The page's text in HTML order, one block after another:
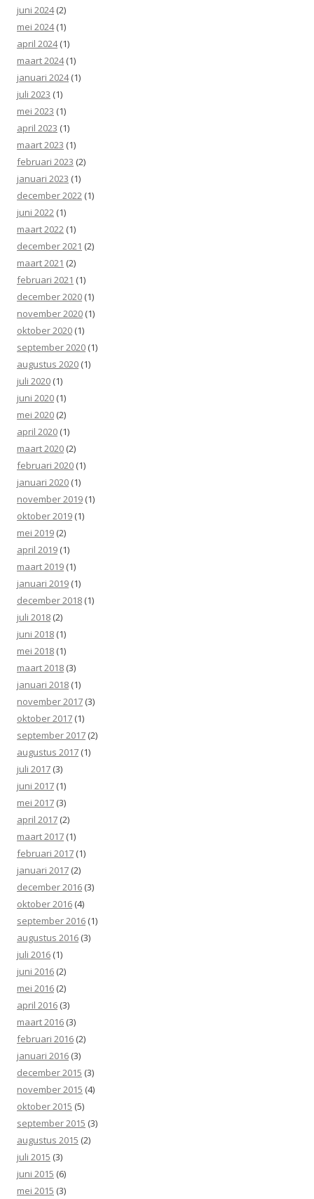
juni 2024(2)
mei 2024(1)
april 2024(1)
maart 2024(1)
januari 2024(1)
juli 2023 (1)
mei 2023 (1)
april 2023 (1)
maart 2023 (1)
februari 2023 (2)
januari 2023 (1)
december 2022 (1)
juni 2022 (1)
maart 2022 (1)
december 2021 (2)
maart 2021 (2)
februari 2021 (1)
december 2020 (1)
november 2020 (1)
oktober 2020 (1)
september 2020 (1)
augustus 2020 (1)
juli 2020 (1)
juni 2020 (1)
mei 2020 (2)
april 2020 (1)
maart 2020 (2)
februari 2020 (1)
januari 2020 (1)
november 2019 (1)
oktober 2019 (1)
mei 2019 (2)
april 2019 (1)
maart 2019 (1)
januari 2019 (1)
december 2018 (1)
juli 2018 (2)
juni 2018 (1)
mei 2018 (1)
maart 2018 (3)
januari 2018 (1)
november 2017 (3)
oktober 2017 (1)
september 2017 (2)
augustus 2017 (1)
juli 2017 (3)
juni 2017 (1)
mei 2017 (3)
april 2017 (2)
maart 2017 (1)
februari 2017 (1)
januari 2017 (2)
december 2016 (3)
oktober 2016 (4)
september 2016 (1)
augustus 2016 (3)
juli 2016 (1)
juni 2016 (2)
mei 2016 (2)
april 2016 (3)
maart 2016 (3)
februari 2016 (2)
januari 2016 (3)
december 2015 (3)
november 2015 (4)
oktober 2015 (5)
september 2015 (3)
augustus 2015 (2)
juli 2015 (3)
juni 2015 (6)
mei 2015 (3)